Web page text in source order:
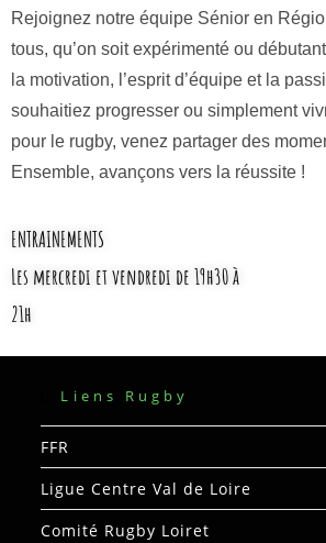
Rejoignez notre équipe Sénior en
tous, qu’on soit expérimenté ou
la motivation, l’esprit d’équipe et la
souhaitiez progresser ou simplement
pour le rugby, venez partager des
Ensemble, avançons vers la réussite !
ENTRAINEMENTS
Les mercredi et vendredi de 19h30 à
21h
Liens Rugby
FFR
Ligue Centre Val de Loire
Comité Rugby Loiret